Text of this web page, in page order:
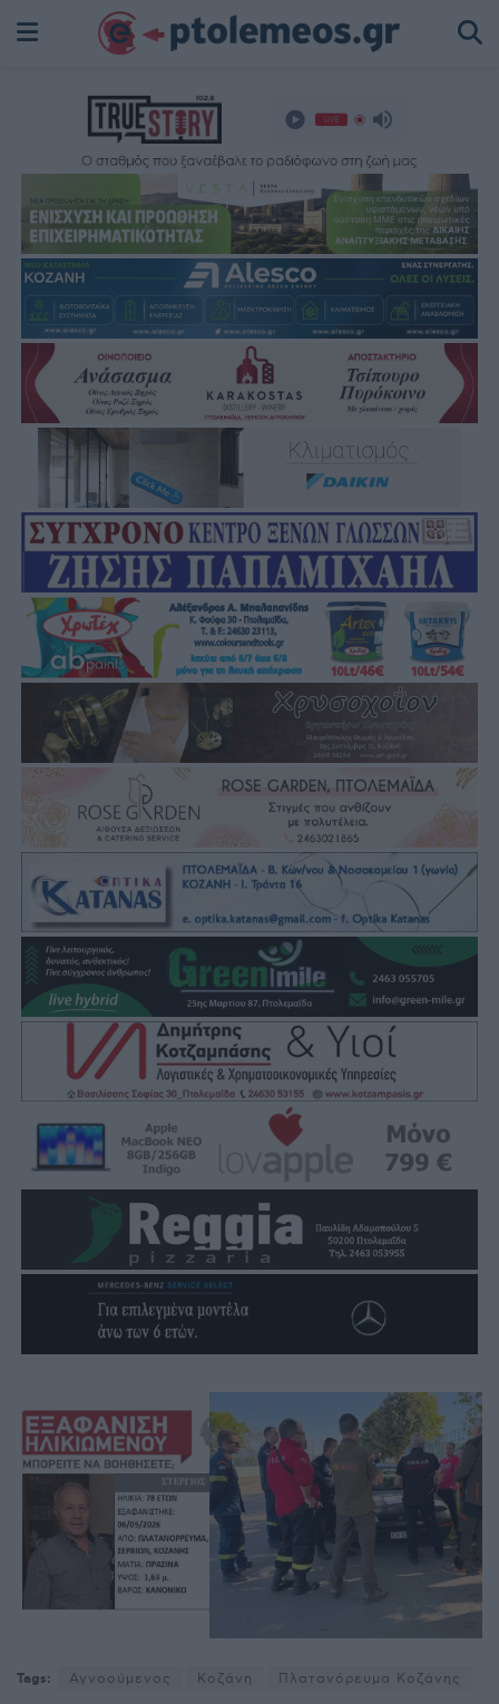
Tags: Αγνοούμενος Κοζάνη Πλατανόρευμα Κοζάνης